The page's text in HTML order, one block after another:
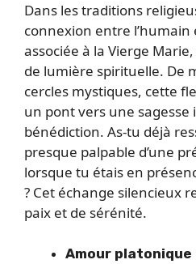
Dans les traditions
connexion entre
associée à la Vierge
de lumière spirituelle. De
cercles mystiques, cette
un pont vers une
bénédiction. As-tu déjà
presque palpable d’une
lorsque tu étais en
? Cet échange silencieux
paix et de sérénité.
Amour platonique